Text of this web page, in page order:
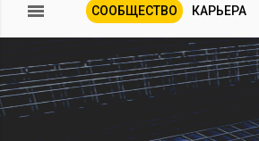
СООБЩЕСТВО КАРЬЕРА